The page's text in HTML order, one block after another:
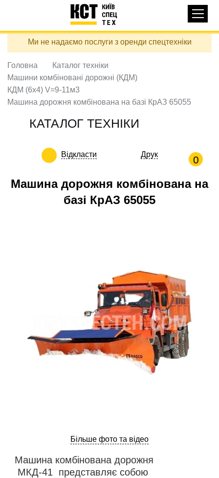
Перейти
вмісту
навигация
КАТАЛОГ ТЕХНІКИ
ДОСТАВКА ТА ОПЛАТА
ПРО НАС
ВІДГУКИ
КОНТАКТИ
КОРИСНІ СТАТТІ
Ми не надаємо послуги з оренди спецтехніки
Головна
Каталог техніки
Машини комбіновані дорожні (КДМ)
КДМ (6х4) V=9-11м3
Машина дорожня комбінована на базі КрАЗ 65055
КАТАЛОГ ТЕХНІКИ
Відкласти Друк 0
Машина дорожня комбінована на
базі КрАЗ 65055
Більше фото та відео
Машина комбінована дорожня
МКД-41 представляє собою